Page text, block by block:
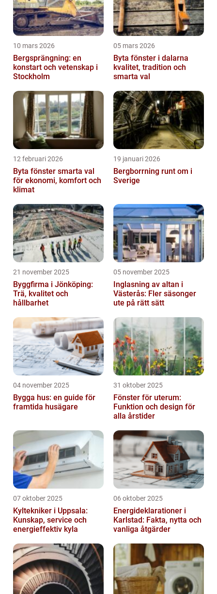
10 mars 2026
Bergsprängning: en
konstart och vetenskap i
Stockholm
05 mars 2026
Byta fönster i dalarna
kvalitet, tradition och
smarta val
12 februari 2026
Byta fönster smarta val
för ekonomi, komfort och
klimat
19 januari 2026
Bergborrning runt om i
Sverige
21 november 2025
Byggfirma i Jönköping:
Trä, kvalitet och
hållbarhet
05 november 2025
Inglasning av altan i
Västerås: Fler säsonger
ute på rätt sätt
04 november 2025
Bygga hus: en guide för
framtida husägare
31 oktober 2025
Fönster för uterum:
Funktion och design för
alla årstider
07 oktober 2025
Kyltekniker i Uppsala:
Kunskap, service och
energieffektiv kyla
06 oktober 2025
Energideklarationer i
Karlstad: Fakta, nytta och
vanliga åtgärder